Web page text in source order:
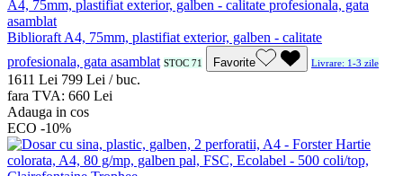
Biblioraft A4, 75mm, plastifiat exterior, galben - calitate
profesionala, gata asamblat STOC 71 Favorite Livrare: 1-3 zile
1611 Lei 799 Lei / buc.
fara TVA: 660 Lei
Adauga in cos
ECO -10%